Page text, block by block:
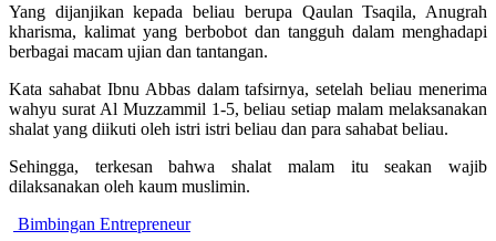
Yang dijanjikan kepada beliau berupa Qaulan Tsaqila, Anugrah
kharisma, kalimat yang berbobot dan tangguh dalam menghadapi
berbagai macam ujian dan tantangan.
Kata sahabat Ibnu Abbas dalam tafsirnya, setelah beliau menerima
wahyu surat Al Muzzammil 1-5, beliau setiap malam melaksanakan
shalat yang diikuti oleh istri istri beliau dan para sahabat beliau.
Sehingga, terkesan bahwa shalat malam itu seakan wajib
dilaksanakan oleh kaum muslimin.
Bimbingan Entrepreneur